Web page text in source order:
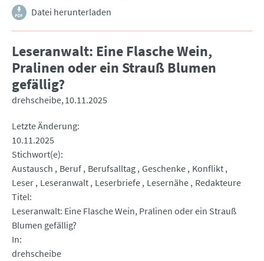
Datei herunterladen
Leseranwalt: Eine Flasche Wein,
Pralinen oder ein Strauß Blumen
gefällig?
drehscheibe 10.11.2025
Letzte Änderung
10.11.2025
Stichwort(e)
Austausch
Beruf Berufsalltag Geschenke Konflikt
Leser Leseranwalt Leserbriefe Lesernähe Redakteure
Titel
Leseranwalt: Eine Flasche Wein, Pralinen oder ein Strauß
Blumen gefällig?
In
drehscheibe